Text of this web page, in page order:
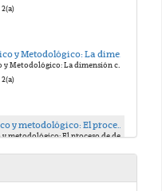
Marco Teórico y Metodológico: La dimensión colectiva del bienestar
Marco teórico y metodológico: El proceso de desarollo de las capacidades
Marco teórico y metodológico: El proceso de desarollo de las capacidades